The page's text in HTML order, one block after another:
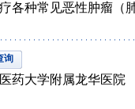
各种常见恶性肿瘤（
询
医药大学附属龙华医院